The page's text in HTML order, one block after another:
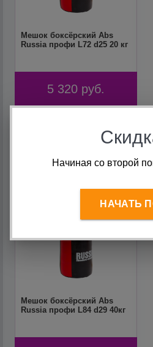
Мешок боксёрский Abs
Russia профи L72 d25 20 кг
5 320 руб.
Мешок боксёрский Abs
Russia профи L84 d29 40кг
Начиная со второй
НАЧАТЬ